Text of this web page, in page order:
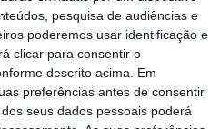
pesquisa de audiências e
poderemos usar identificação e
clicar para consentir o
descrito acima. Em
preferências antes de consentir
seus dados pessoais poderá
RIVAIS
RN
(84,62%)